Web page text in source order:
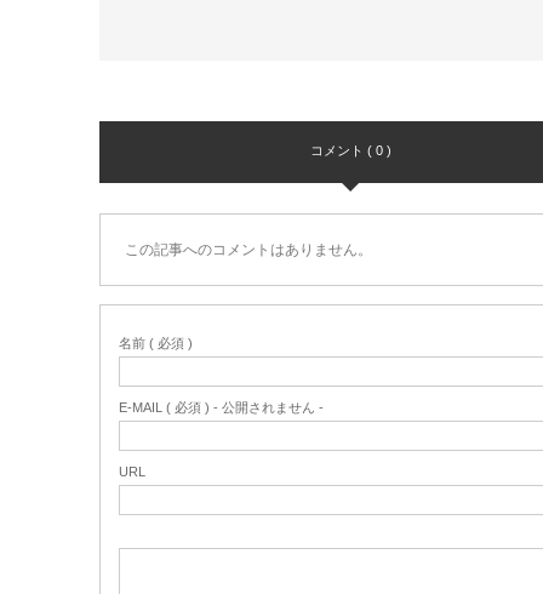
コメント ( 0 )
この記事へのコメントはありません。
名前 ( 必須 )
E-MAIL ( 必須 ) - 公開されません -
URL